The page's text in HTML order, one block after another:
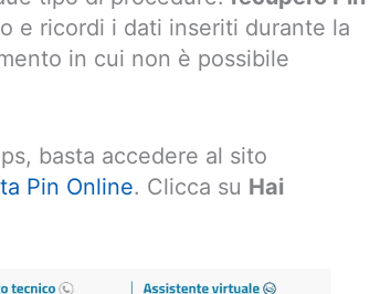
e ricordi i dati inseriti durante la
in cui non è possibile
basta accedere al sito
Pin Online. Clicca su Hai